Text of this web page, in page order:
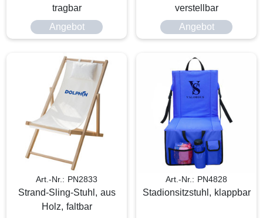
tragbar
Angebot
verstellbar
Angebot
Art.-Nr.: PN2833
Strand-Sling-Stuhl, aus
Holz, faltbar
Art.-Nr.: PN4828
Stadionsitzstuhl, klappbar